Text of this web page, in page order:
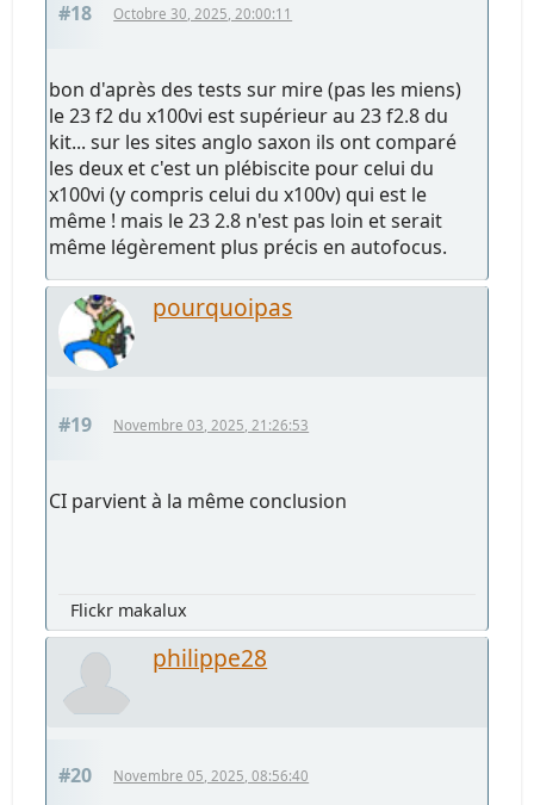
#18 Octobre 30, 2025, 20:00:11
bon d'après des tests sur mire (pas les miens)
le 23 f2 du x100vi est supérieur au 23 f2.8 du
kit... sur les sites anglo saxon ils ont comparé
les deux et c'est un plébiscite pour celui du
x100vi (y compris celui du x100v) qui est le
même ! mais le 23 2.8 n'est pas loin et serait
même légèrement plus précis en autofocus.
pourquoipas
#19 Novembre 03, 2025, 21:26:53
CI parvient à la même conclusion
Flickr makalux
philippe28
#20 Novembre 05, 2025, 08:56:40